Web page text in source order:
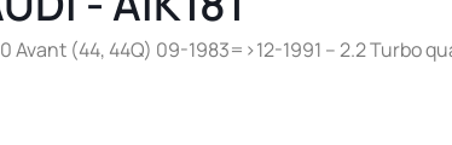
Avant (44, 44Q) 09-1983=>12-1991 – 2.2 Turbo